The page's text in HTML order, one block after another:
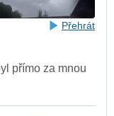
Přehrát
přímo za mnou